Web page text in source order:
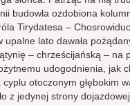
budowla ozdobiona
Tirydatesa –
upalne lato dawała
– chrześcijańską – na
udogodnienia, jak
otoczonym głębokim
z jedynej strony